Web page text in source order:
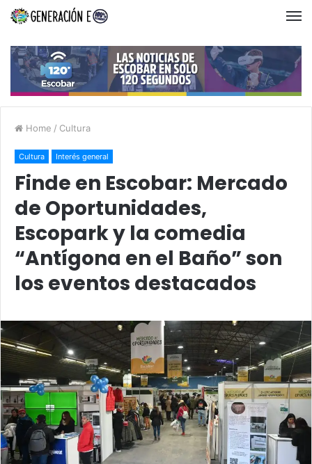
Home / Cultura
Cultura Interés general
Finde en Escobar: Mercado
de Oportunidades,
Escopark y la comedia
“Antígona en el Baño” son
los eventos destacados